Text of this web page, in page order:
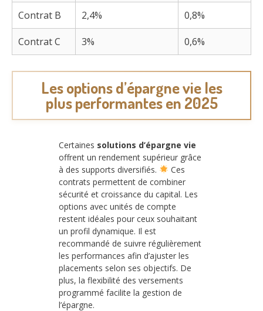
Contrat B 2,4% 0,8%
Contrat C 3% 0,6%
Les options d’épargne vie les
plus performantes en 2025
Certaines solutions d’épargne vie
offrent un rendement supérieur grâce
à des supports diversifiés.
Ces
contrats permettent de combiner
sécurité et croissance du capital. Les
options avec unités de compte
restent idéales pour ceux souhaitant
un profil dynamique. Il est
recommandé de suivre régulièrement
les performances afin d’ajuster les
placements selon ses objectifs. De
plus, la flexibilité des versements
programmé facilite la gestion de
l’épargne.